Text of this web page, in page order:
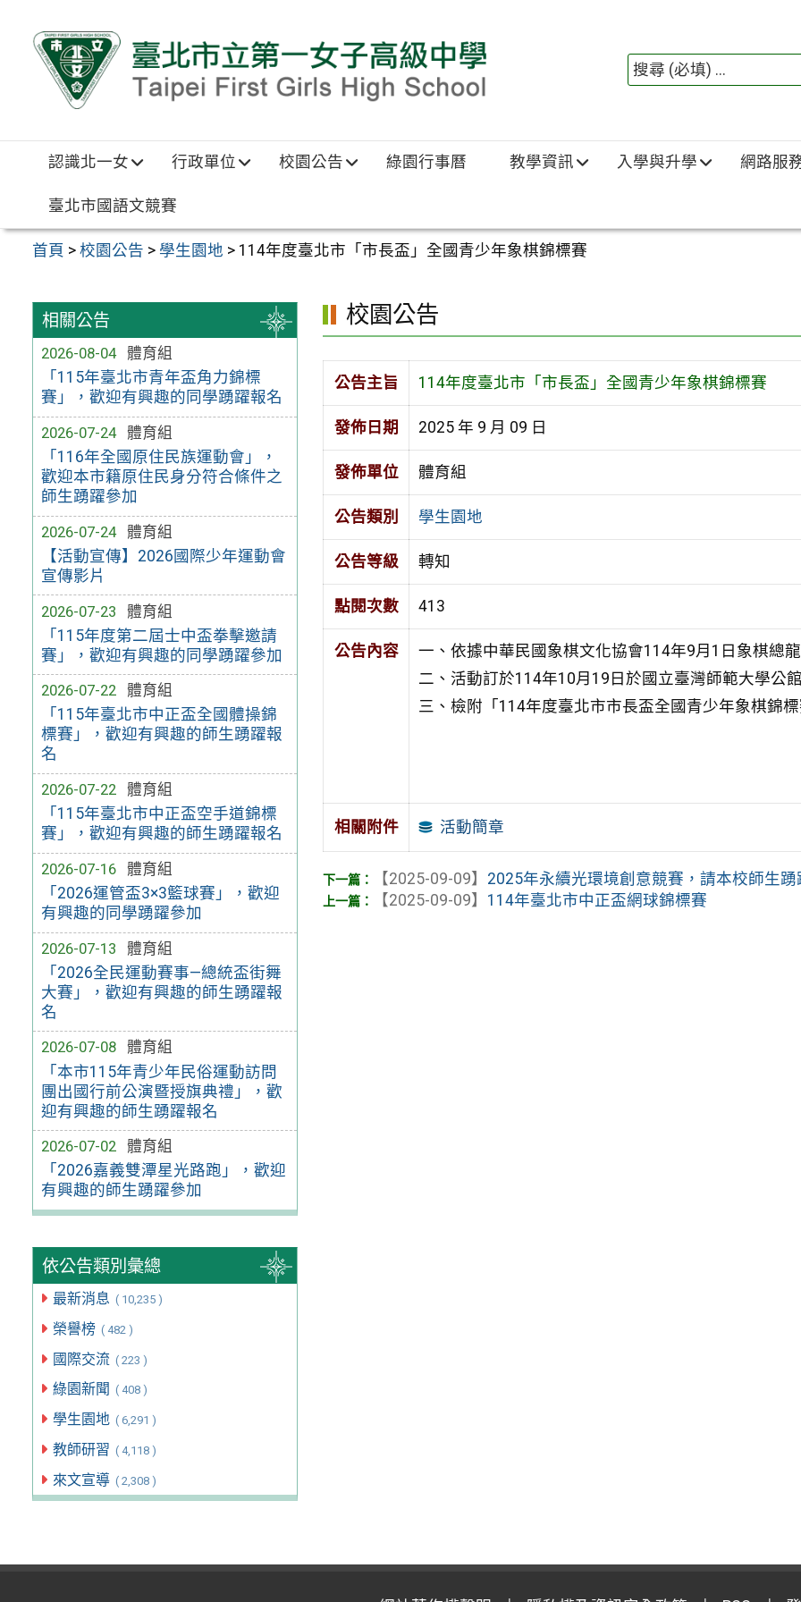
認識北一女 行政單位 校園公告 綠園行事曆 教學資訊 入學與升學 網路服
臺北市國語文競賽
首頁 >校園公告 > 學生園地 > 114年度臺北市「市長盃」全國青少年象棋錦標賽
相關公告
2026-08-04
體育組
「115年臺北市青年盃角力錦標
賽」，歡迎有興趣的同學踴躍報名
2026-07-24
體育組
「116年全國原住民族運動會」，
歡迎本市籍原住民身分符合條件之
師生踴躍參加
2026-07-24
體育組
【活動宣傳】2026國際少年運動會
宣傳影片
2026-07-23
體育組
「115年度第二屆士中盃拳擊邀請
賽」，歡迎有興趣的同學踴躍參加
2026-07-22
體育組
「115年臺北市中正盃全國體操錦
標賽」，歡迎有興趣的師生踴躍報
名
2026-07-22
體育組
「115年臺北市中正盃空手道錦標
賽」，歡迎有興趣的師生踴躍報名
2026-07-16
體育組
「2026運管盃3×3籃球賽」，歡迎
有興趣的同學踴躍參加
2026-07-13
體育組
「2026全民運動賽事—總統盃街舞
大賽」，歡迎有興趣的師生踴躍報
名
2026-07-08
體育組
「本市115年青少年民俗運動訪問
團出國行前公演暨授旗典禮」，歡
迎有興趣的師生踴躍報名
2026-07-02
體育組
「2026嘉義雙潭星光路跑」，歡迎
有興趣的師生踴躍參加
依公告類別彙總
最新消息 ( 10,235 )
榮譽榜 ( 482 )
國際交流 ( 223 )
綠園新聞 ( 408 )
學生園地 ( 6,291 )
教師研習 ( 4,118 )
來文宣導 ( 2,308 )
校園公告
公告主旨 114年度臺北市「市長盃」全國青少年象棋錦標賽
發佈日期 2025 年 9 月 09 日
發佈單位 體育組
公告類別 學生園地
公告等級 轉知
點閱次數 413
公告內容
一、依據中華民國象棋文化協會114年9月1日象棋總
二、活動訂於114年10月19日於國立臺灣師範大學公
三、檢附「114年度臺北市市長盃全國青少年象棋錦
相關附件 活動簡章
【2025-09-09】 2025年永續光環境創意競賽，請本校師生踴
【2025-09-09】 114年臺北市中正盃網球錦標賽